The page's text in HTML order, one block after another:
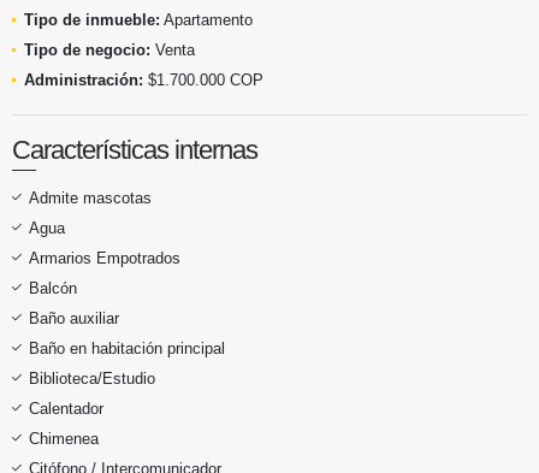
Tipo de inmueble: Apartamento
Tipo de negocio: Venta
Administración: $1.700.000 COP
Características internas
Admite mascotas
Agua
Armarios Empotrados
Balcón
Baño auxiliar
Baño en habitación principal
Biblioteca/Estudio
Calentador
Chimenea
Citófono / Intercomunicador